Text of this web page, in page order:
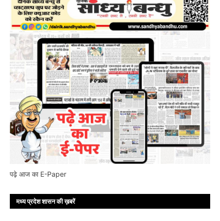
पढ़े आज का E-Paper
मध्य प्रदेश शासन की ख़बरें